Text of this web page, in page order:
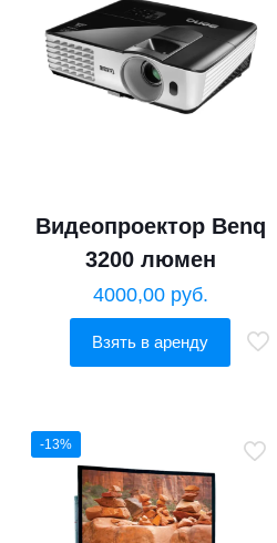
Видеопроектор Benq
3200 люмен
4000,00 руб.
Взять в аренду
-13%